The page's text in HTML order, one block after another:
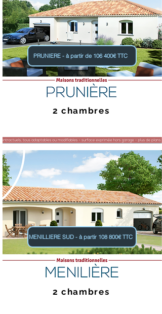
PRUNIERE - à partir de 106 400€ TTC
2 chambres
MENILLIERE SUD - à partir 108 800€ TTC
2 chambres